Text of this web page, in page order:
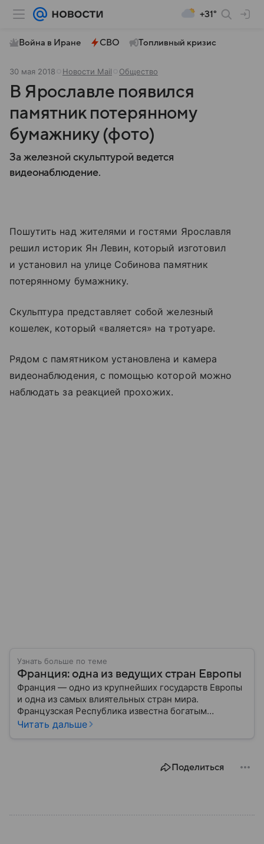
+31°
Война в Иране СВО Топливный кризис
30 мая 2018 Новости Mail Общество
В Ярославле появился
памятник потерянному
бумажнику (фото)
За железной скульптурой ведется
видеонаблюдение.
Пошутить над жителями и гостями Ярославля
решил историк Ян Левин, который изготовил
и установил на улице Собинова памятник
потерянному бумажнику.
Скульптура представляет собой железный
кошелек, который «валяется» на тротуаре.
Рядом с памятником установлена и камера
видеонаблюдения, с помощью которой можно
наблюдать за реакцией прохожих.
Узнать больше по теме
Франция: одна из ведущих стран Европы
Франция — одно из крупнейших государств Европы
и одна из самых влиятельных стран мира.
Французская Республика известна богатым
культурным наследием, развитой экономикой,
Читать дальше
Поделиться